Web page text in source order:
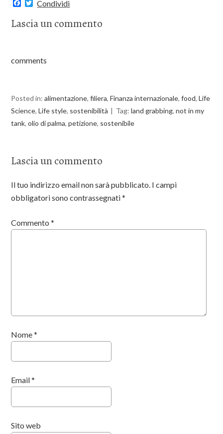
e
k
T
w
t
Condividi
Lascia un commento
comments
Posted in:alimentazione,filiera,Finanza internazionale,food,Life
Science,Life style, sostenibilità Tag:land grabbing,not in my
tank,olio di palma,petizione, sostenibile
Lascia un commento
Il tuo indirizzo email non sarà pubblicato. I campi
obbligatori sono contrassegnati*
Commento*
Nome*
Email*
Sito web